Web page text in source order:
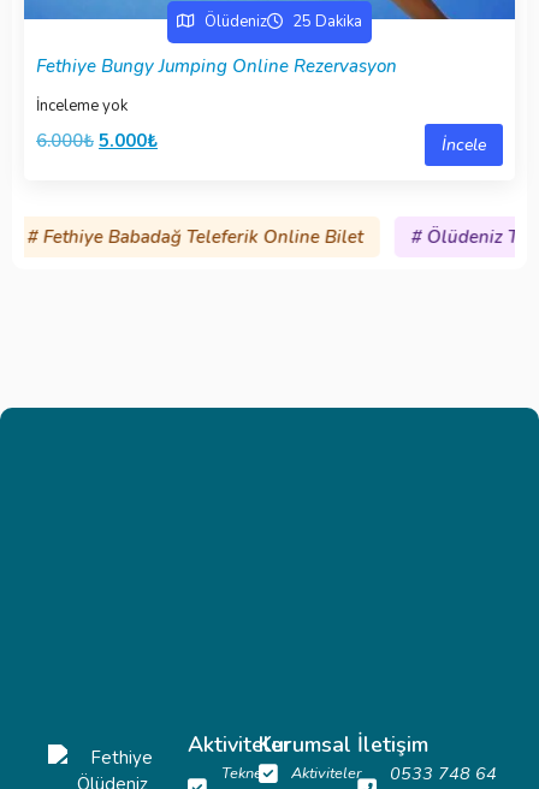
Ölüdeniz 25 Dakika
Fethiye Bungy Jumping Online Rezervasyon
İnceleme yok
6.000₺ 5.000₺ İncele
Babadağ Teleferik Online Bilet # Ölüdeniz Tüplü
Aktiviteler
Tekne
Kurumsal
Aktiviteler
İletişim
0533 748 64